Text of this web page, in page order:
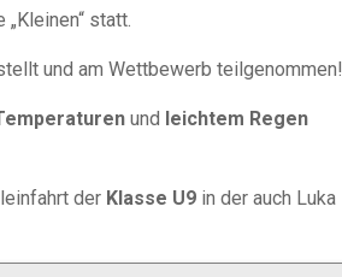
„Kleinen“ statt.
und am Wettbewerb teilgenommen!
und leichtem Regen
der Klasse U9 in der auch Luka